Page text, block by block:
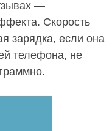
—
Скорость
зарядка, если она
телефона, не